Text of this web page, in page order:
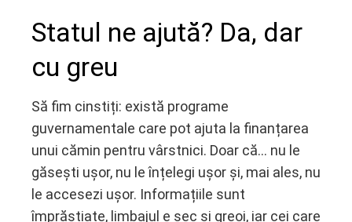
Statul ne ajută? Da, dar
cu greu
Să fim cinstiți: există programe
guvernamentale care pot ajuta la finanțarea
unui cămin pentru vârstnici. Doar că… nu le
găsești ușor, nu le înțelegi ușor și, mai ales, nu
le accesezi ușor. Informațiile sunt
împrăștiate, limbajul e sec și greoi, iar cei care